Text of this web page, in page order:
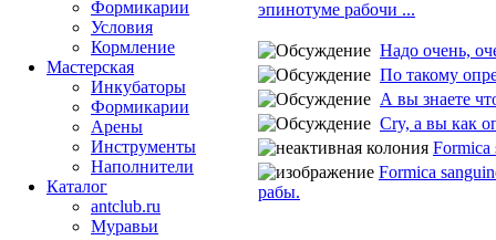
эпинотуме рабочи ...
Надо очень,
По такому
А вы знаете
Cry, а вы как
Formica
Formica
рабы.
Формикарии
Условия
Кормление
Мастерская
Инкубаторы
Формикарии
Арены
Инструменты
Наполнители
Каталог
antclub.ru
Муравьи